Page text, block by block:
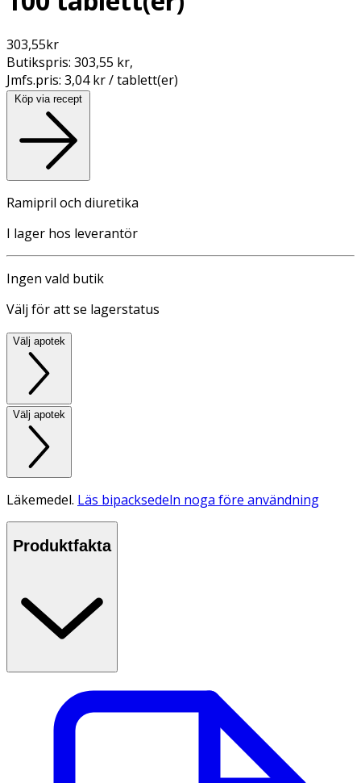
303,55kr
Butikspris: 303,55 kr,
Jmfs.pris: 3,04 kr / tablett(er)
Köp via recept
Ramipril och diuretika
I lager hos leverantör
Ingen vald butik
Välj för att se lagerstatus
Välj apotek
Välj apotek
Läkemedel. Läs bipacksedeln noga före användning
Produktfakta